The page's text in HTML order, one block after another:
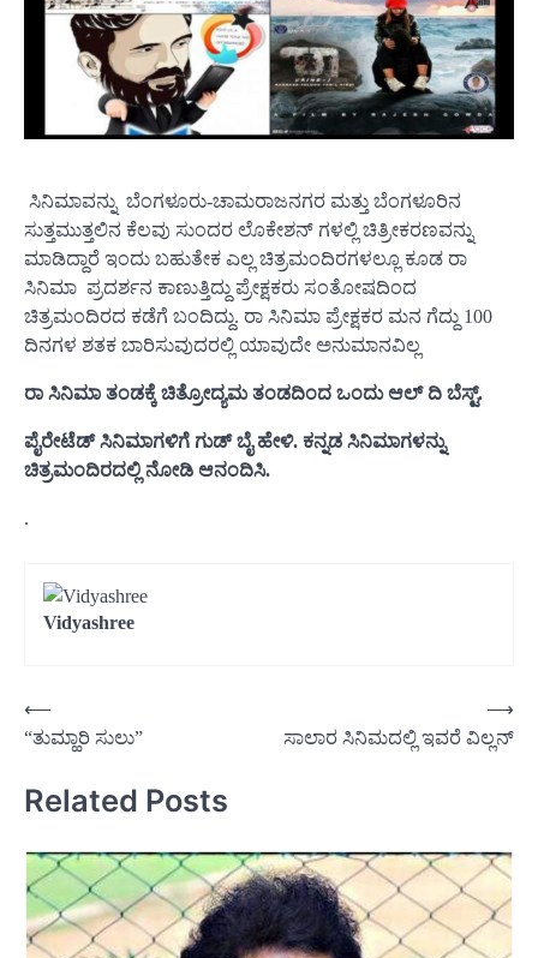
ಸಿನಿಮಾವನ್ನು ಬೆಂಗಳೂರು-ಚಾಮರಾಜನಗರ ಮತ್ತು ಬೆಂಗಳೂರಿನ
ಸುತ್ತಮುತ್ತಲಿನ ಕೆಲವು ಸುಂದರ ಲೊಕೇಶನ್ ಗಳಲ್ಲಿ ಚಿತ್ರೀಕರಣವನ್ನು
ಮಾಡಿದ್ದಾರೆ ಇಂದು ಬಹುತೇಕ ಎಲ್ಲ ಚಿತ್ರಮಂದಿರಗಳಲ್ಲೂ ಕೂಡ ರಾ
ಸಿನಿಮಾ ಪ್ರದರ್ಶನ ಕಾಣುತ್ತಿದ್ದು ಪ್ರೇಕ್ಷಕರು ಸಂತೋಷದಿಂದ
ಚಿತ್ರಮಂದಿರದ ಕಡೆಗೆ ಬಂದಿದ್ದು. ರಾ ಸಿನಿಮಾ ಪ್ರೇಕ್ಷಕರ ಮನ ಗೆದ್ದು 100
ದಿನಗಳ ಶತಕ ಬಾರಿಸುವುದರಲ್ಲಿ ಯಾವುದೇ ಅನುಮಾನವಿಲ್ಲ
ರಾ ಸಿನಿಮಾ ತಂಡಕ್ಕೆ ಚಿತ್ರೋದ್ಯಮ ತಂಡದಿಂದ ಒಂದು ಆಲ್ ದಿ ಬೆಸ್ಟ್.
ಪೈರೇಟೆಡ್ ಸಿನಿಮಾಗಳಿಗೆ ಗುಡ್ ಬೈ ಹೇಳಿ. ಕನ್ನಡ ಸಿನಿಮಾಗಳನ್ನು
ಚಿತ್ರಮಂದಿರದಲ್ಲಿ ನೋಡಿ ಆನಂದಿಸಿ.
.
Vidyashree
Post
navigation
⟵
“ತುಮ್ಹಾರಿ ಸುಲು”
ಸಾಲಾರ ಸಿನಿಮದಲ್ಲಿ ಇವರೆ ವಿಲ್ಲನ್
⟶
Related Posts